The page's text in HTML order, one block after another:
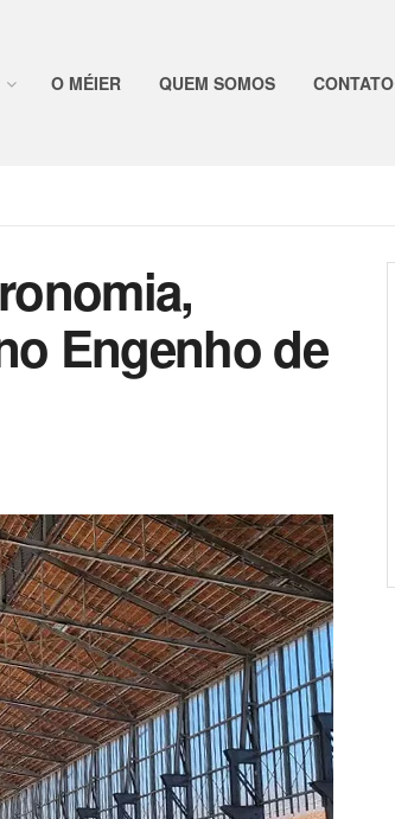
O MÉIER QUEM SOMOS CONTATO
Engenho de